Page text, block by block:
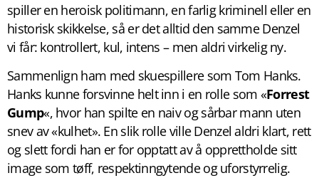
spiller en heroisk politimann, en farlig kriminell eller en
historisk skikkelse, så er det alltid den samme Denzel
vi får: kontrollert, kul, intens – men aldri virkelig ny.
Sammenlign ham med skuespillere som Tom Hanks.
Hanks kunne forsvinne helt inn i en rolle som «Forrest
Gump«, hvor han spilte en naiv og sårbar mann uten
snev av «kulhet». En slik rolle ville Denzel aldri klart, rett
og slett fordi han er for opptatt av å opprettholde sitt
image som tøff, respektinngytende og uforstyrrelig.